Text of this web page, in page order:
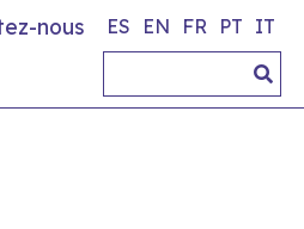
nous ES EN FR PT IT